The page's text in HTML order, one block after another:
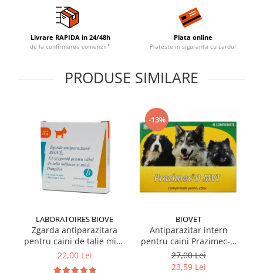
Livrare RAPIDA in 24/48h
de la confirmarea comenzii*
Plata online
Plateste in siguranta cu cardul
PRODUSE SIMILARE
LABORATOIRES BIOVE
Zgarda antiparazitara
pentru caini de talie mica
Biove 60 cm
22,00 Lei
-13%
BIOVET
Antiparazitar intern
pentru caini Prazimec-D
MVT 4 comprimate
27,00 Lei
23,59 Lei